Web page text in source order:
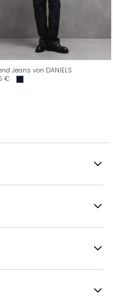
Jeans von DANIELS
€